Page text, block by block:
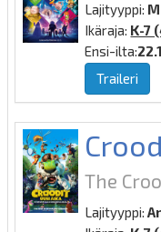
Lajityyppi:
Ikäraja: K-7
Ensi-ilta:
Traileri
The
Lajityyppi: